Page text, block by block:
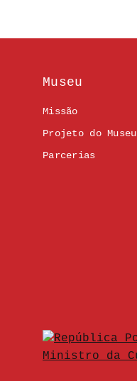
Museu
Missão
Projeto do Museu
Parcerias